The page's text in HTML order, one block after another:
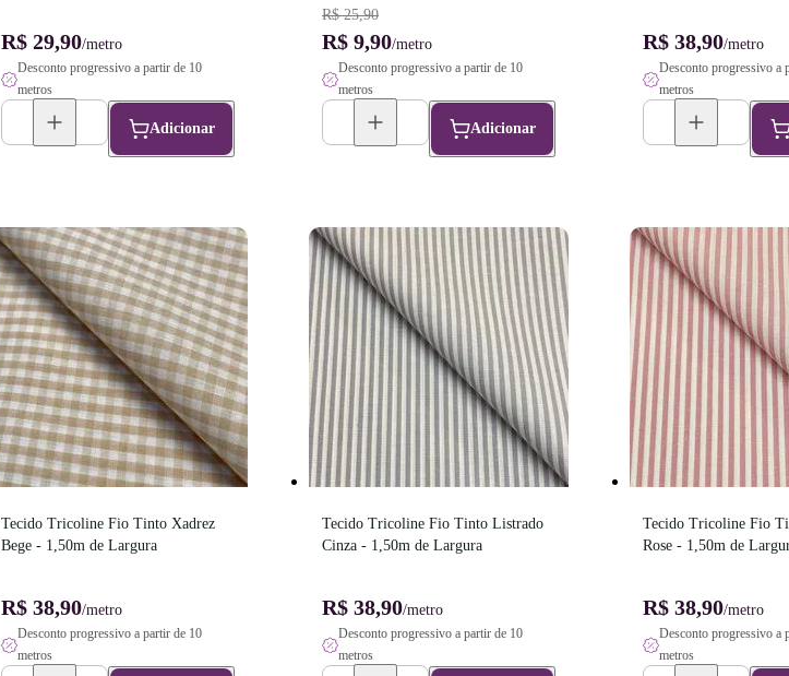
R$ 29,90/metro
Desconto progressivo a partir de 10
metros
Adicionar
R$ 25,90
R$ 9,90/metro
Desconto progressivo a partir de 10
metros
Adicionar
R$ 38,90/metro
Desconto progressivo a
metros
Tecido Tricoline Fio Tinto Xadrez
Bege - 1,50m de Largura
R$ 38,90/metro
Desconto progressivo a partir de 10
metros
Tecido Tricoline Fio Tinto Listrado
Cinza - 1,50m de Largura
R$ 38,90/metro
Desconto progressivo a partir de 10
metros
Tecido Tricoline Fio
Rose - 1,50m de
R$ 38,90/metro
Desconto progressivo a
metros